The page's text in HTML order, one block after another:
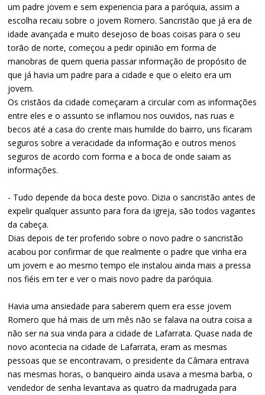
um padre jovem e sem experiencia para a paróquia, assim a
escolha recaiu sobre o jovem Romero. Sancristão que já era de
idade avançada e muito desejoso de boas coisas para o seu
torão de norte, começou a pedir opinião em forma de
manobras de quem queria passar informação de propósito de
que já havia um padre para a cidade e que o eleito era um
jovem.
Os cristãos da cidade começaram a circular com as informações
entre eles e o assunto se inflamou nos ouvidos, nas ruas e
becos até a casa do crente mais humilde do bairro, uns ficaram
seguros sobre a veracidade da informação e outros menos
seguros de acordo com forma e a boca de onde saiam as
informações.
- Tudo depende da boca deste povo. Dizia o sancristão antes de
expelir qualquer assunto para fora da igreja, são todos vagantes
da cabeça.
Dias depois de ter proferido sobre o novo padre o sancristão
acabou por confirmar de que realmente o padre que vinha era
um jovem e ao mesmo tempo ele instalou ainda mais a pressa
nos fiéis em ter e ver o mais novo padre da paróquia.
Havia uma ansiedade para saberem quem era esse jovem
Romero que há mais de um mês não se falava na outra coisa a
não ser na sua vinda para a cidade de Lafarrata. Quase nada de
novo acontecia na cidade de Lafarrata, eram as mesmas
pessoas que se encontravam, o presidente da Câmara entrava
nas mesmas horas, o banqueiro ainda usava a mesma barba, o
vendedor de senha levantava as quatro da madrugada para